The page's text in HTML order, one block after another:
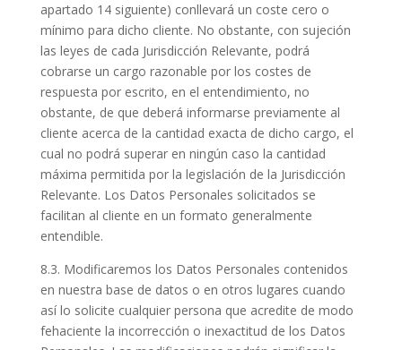
apartado 14 siguiente) conllevará un coste cero o
mínimo para dicho cliente. No obstante, con sujeción
las leyes de cada Jurisdicción Relevante, podrá
cobrarse un cargo razonable por los costes de
respuesta por escrito, en el entendimiento, no
obstante, de que deberá informarse previamente al
cliente acerca de la cantidad exacta de dicho cargo, el
cual no podrá superar en ningún caso la cantidad
máxima permitida por la legislación de la Jurisdicción
Relevante. Los Datos Personales solicitados se
facilitan al cliente en un formato generalmente
entendible.
8.3. Modificaremos los Datos Personales contenidos
en nuestra base de datos o en otros lugares cuando
así lo solicite cualquier persona que acredite de modo
fehaciente la incorrección o inexactitud de los Datos